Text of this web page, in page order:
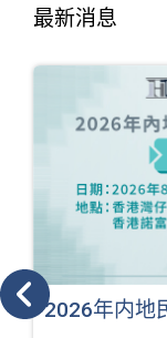
最新消息
2026年内地